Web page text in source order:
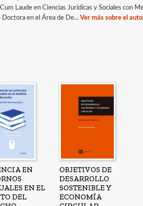
Laude en Ciencias Jurídicas y Sociales con
Doctora en el Área de De...Ver más sobre el
EN
EN EL
DEL
OBJETIVOS DE
DESARROLLO
SOSTENIBLE Y
ECONOMÍA